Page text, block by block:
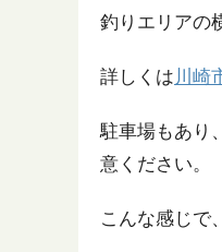
釣りエリアの
詳しくは 川崎
駐車場もあり
意ください。
こんな感じで